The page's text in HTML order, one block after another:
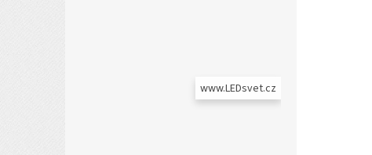
www.LEDsvet.cz